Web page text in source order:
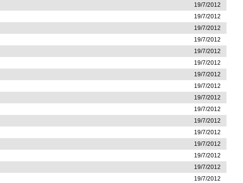
19/7/2012
19/7/2012
19/7/2012
19/7/2012
19/7/2012
19/7/2012
19/7/2012
19/7/2012
19/7/2012
19/7/2012
19/7/2012
19/7/2012
19/7/2012
19/7/2012
19/7/2012
19/7/2012